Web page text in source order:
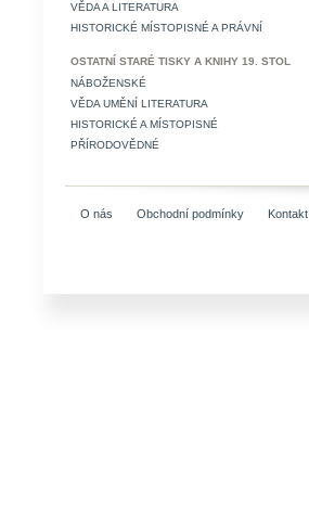
VĚDA A LITERATURA
HISTORICKÉ MÍSTOPISNÉ A PRÁVNÍ
OSTATNÍ STARÉ TISKY A KNIHY 19. STOL
NÁBOŽENSKÉ
VĚDA UMĚNÍ LITERATURA
HISTORICKÉ A MÍSTOPISNÉ
PŘÍRODOVĚDNÉ
O nás Obchodní podmínky Kontakt